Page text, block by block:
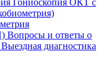
Гониоскопия ОКТ с
Вопросы и ответы о
Выездная диагностика